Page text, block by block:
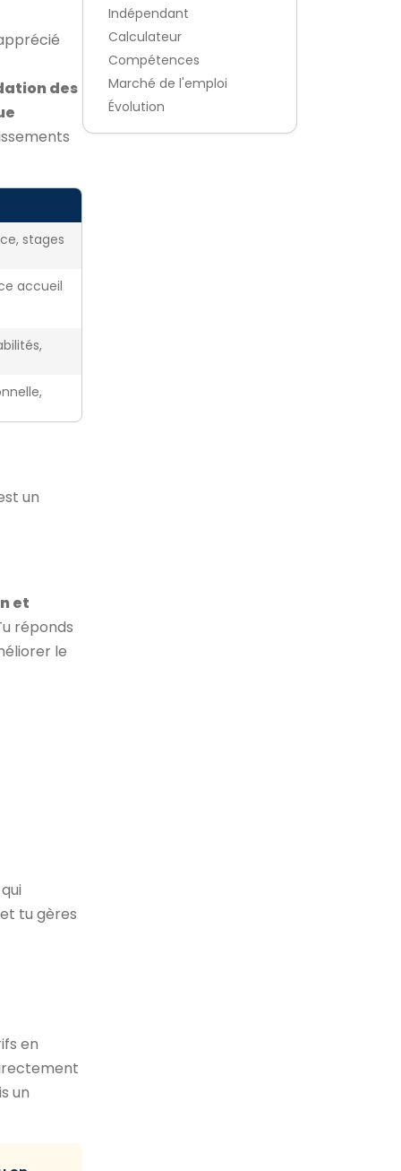
des
stages
accueil
un
et
réponds
le
qui
tu gères
en
un
Indépendant
Calculateur
Compétences
Marché de l'emploi
Évolution